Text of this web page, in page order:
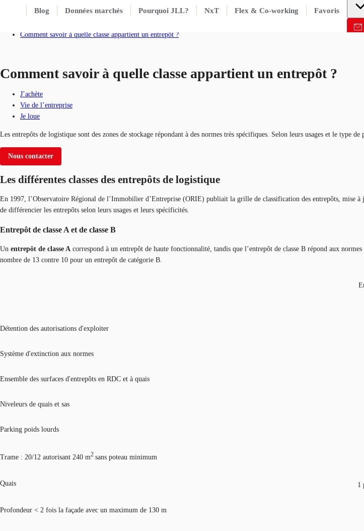
Blog Données marchés Pourquoi JLL? NxT Flex & Co-working Favoris
Accueil
Comment savoir à quelle classe appartient un entrepôt ?
Comment savoir à quelle classe appartient un entrepôt ?
J’achète
Vie de l’entreprise
Je loue
Les entrepôts de logistique sont des zones de stockage répondant à des normes très spécifiques. Selon leurs usages et le type
Nous contacter
Les différentes classes des entrepôts de logistique
En 1997, l’Observatoire Régional de l’Immobilier d’Entreprise (ORIE) publiait la grille de classification des entrepôts, mise
de différencier les entrepôts selon leurs usages et leurs spécificités.
Entrepôt de classe A et de classe B
Un entrepôt de classe A correspond à un entrepôt de haute fonctionnalité, tandis que l’entrepôt de classe B répond aux
nombre de 13 contre 10 pour un entrepôt de catégorie B.
Détention des autorisations d'exploiter
Système d'extinction aux normes
Ensemble des surfaces d'entrepôts en RDC et à quais
Niveleurs de quais et sas
Parking poids lourds
Trame : 20/12 autorisant 240 m2 sans poteau minimum
Quais 1
Profondeur < 2 fois la façade avec un maximum de 130 m